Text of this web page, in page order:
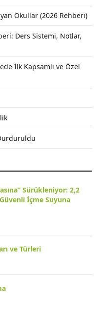
Okullar (2026 Rehberi)
Ders Sistemi, Notlar,
İlk Kapsamlı ve Özel
Sürükleniyor: 2,2
İçme Suyuna
ve Türleri